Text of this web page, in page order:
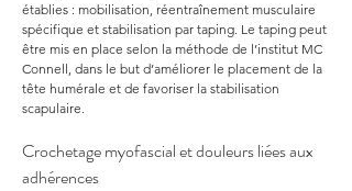
établies : mobilisation, réentraînement musculaire
spécifique et stabilisation par taping. Le taping peut
être mis en place selon la méthode de l’institut MC
Connell, dans le but d’améliorer le placement de la
tête humérale et de favoriser la stabilisation
scapulaire.
Crochetage myofascial et douleurs liées aux
adhérences